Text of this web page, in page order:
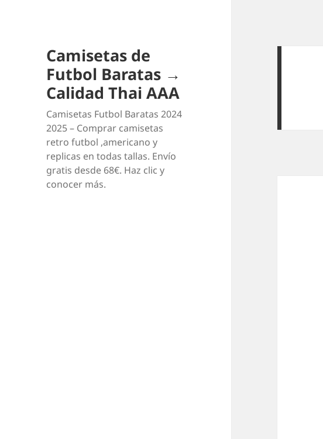
Camisetas de
Futbol Baratas →
Calidad Thai AAA
Camisetas Futbol Baratas 2024
2025 – Comprar camisetas
retro futbol ,americano y
replicas en todas tallas. Envío
gratis desde 68€. Haz clic y
conocer más.